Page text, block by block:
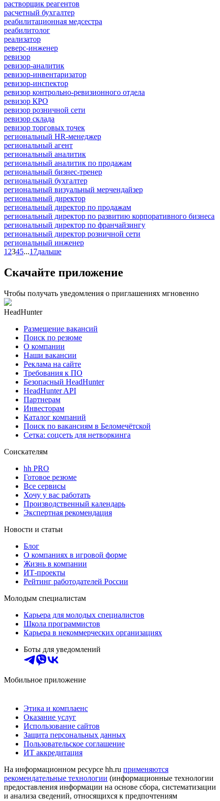
растворщик реагентов
расчетный бухгалтер
реабилитационная медсестра
реабилитолог
реализатор
реверс-инженер
ревизор
ревизор-аналитик
ревизор-инвентаризатор
ревизор-инспектор
ревизор контрольно-ревизионного отдела
ревизор КРО
ревизор розничной сети
ревизор склада
ревизор торговых точек
региональный HR-менеджер
региональный агент
региональный аналитик
региональный аналитик по продажам
региональный бизнес-тренер
региональный бухгалтер
региональный визуальный мерчендайзер
региональный директор
региональный директор по продажам
региональный директор по развитию корпоративного бизнеса
региональный директор по франчайзингу
региональный директор розничной сети
региональный инженер
1 2345...17дальше
Скачайте приложение
Чтобы получать уведомления о приглашениях мгновенно
HeadHunter
Размещение вакансий
Поиск по резюме
О компании
Наши вакансии
Реклама на сайте
Требования к ПО
Безопасный HeadHunter
HeadHunter API
Партнерам
Инвесторам
Каталог компаний
Поиск по вакансиям в Беломечётской
Сетка: соцсеть для нетворкинга
Соискателям
hh PRO
Готовое резюме
Все сервисы
Хочу у вас работать
Производственный календарь
Экспертная рекомендация
Новости и статьи
Блог
О компаниях в игровой форме
Жизнь в компании
ИТ-проекты
Рейтинг работодателей России
Молодым специалистам
Карьера для молодых специалистов
Школа программистов
Карьера в некоммерческих организациях
Боты для уведомлений
Мобильное приложение
Этика и комплаенс
Оказание услуг
Использование сайтов
Защита персональных данных
Пользовательское соглашение
ИТ аккредитация
На информационном ресурсе hh.ru применяются
рекомендательные технологии (информационные технологии
предоставления информации на основе сбора, систематизации
и анализа сведений, относящихся к предпочтениям